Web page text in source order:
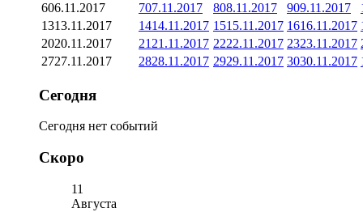
606.11.2017 707.11.2017 808.11.2017 909.11.2017
1313.11.2017 1414.11.2017 1515.11.2017 1616.11.2017
2020.11.2017 21 21.11.2017 2222.11.2017 2323.11.2017
2727.11.2017 2828.11.2017 2929.11.2017 3030.11.2017
Сегодня
Сегодня нет событий
Скоро
11
Августа